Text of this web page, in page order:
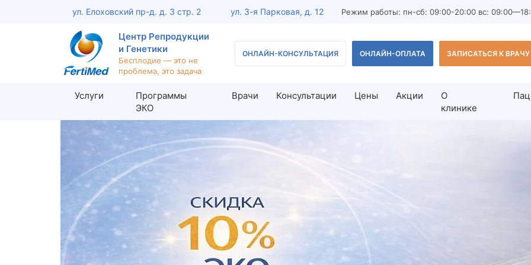
ул. Елоховский пр-д. д. 3 стр. 2 ул. 3-я Парковая, д. 12 Режим работы: пн-сб: 09:00-20:00 вс:
Центр Репродукции
и Генетики
Бесплодие — это не
проблема, это задача
ОНЛАЙН-КОНСУЛЬТАЦИЯ ОНЛАЙН-ОПЛАТА ЗАПИСАТЬСЯ К ВРАЧУ
Услуги
Обследование женщины
Консультация репродуктолога
Кольпоскопия шейки матки
Офисная гистероскопия
Оценка проходимости маточных
труб (ЭХО-ГСГ)
Консультация акушера-гинеколога
Диагностика женского бесплодия
Обследование мужчины
МАР-Тест
мужчин
Диагностика мужского бесплодия
ВРТ (вспомогательные
Программы
ЭКО
Врачи Консультации Цены Акции
О
клинике